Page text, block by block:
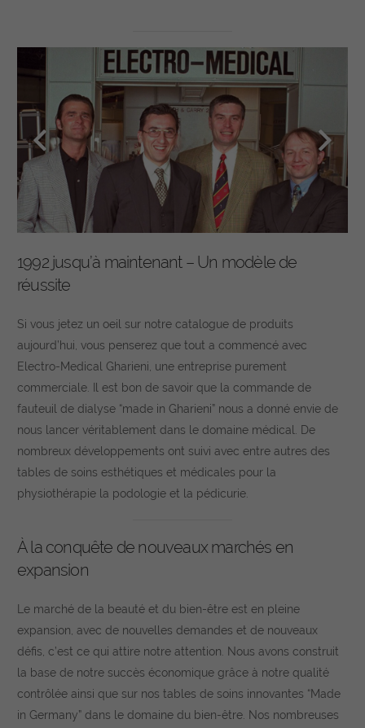
1992 jusqu’à maintenant – Un modèle de
réussite
Si vous jetez un oeil sur notre catalogue de produits
aujourd’hui, vous penserez que tout a commencé avec
Electro-Medical Gharieni, une entreprise purement
commerciale. Il est bon de savoir que la commande de
fauteuil de dialyse “made in Gharieni” nous a donné envie de
nous lancer véritablement dans le domaine médical. De
nombreux développements ont suivi avec entre autres des
tables de soins esthétiques et médicales pour la
physiothérapie la podologie et la pédicurie.
À la conquête de nouveaux marchés en
expansion
Le marché de la beauté et du bien-être est en pleine
expansion, avec de nouvelles demandes et de nouveaux
défis, c’est ce qui attire notre attention. Nous avons construit
la base de notre succès économique grâce à notre qualité
contrôlée ainsi que sur nos tables de soins innovantes “Made
in Germany” dans le domaine du bien-être. Nos nombreuses